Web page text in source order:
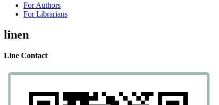
For Authors
For Librarians
linen
Line Contact